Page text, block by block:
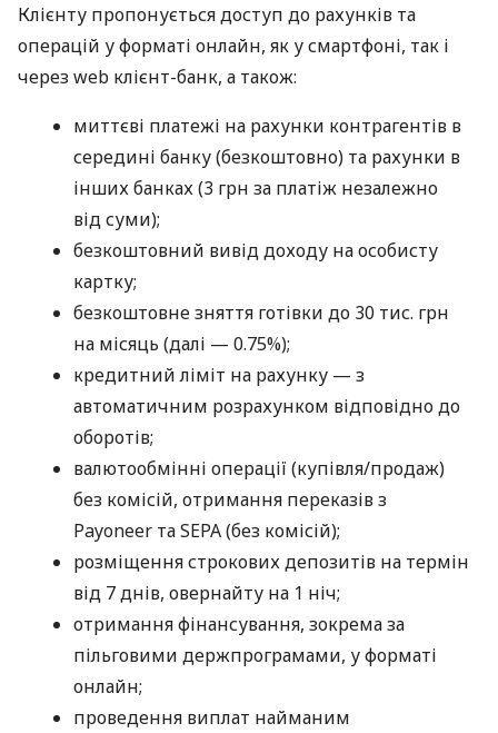
Клієнту пропонується доступ до рахунків та
операцій у форматі онлайн, як у смартфоні, так і
через web клієнт-банк, а також:
миттєві платежі на рахунки контрагентів в
середині банку (безкоштовно) та рахунки в
інших банках (3 грн за платіж незалежно
від суми);
безкоштовний вивід доходу на особисту
картку;
безкоштовне зняття готівки до 30 тис. грн
на місяць (далі — 0.75%);
кредитний ліміт на рахунку — з
автоматичним розрахунком відповідно до
оборотів;
валютообмінні операції (купівля/продаж)
без комісій, отримання переказів з
Payoneer та SEPA (без комісій);
розміщення строкових депозитів на термін
від 7 днів, овернайту на 1 ніч;
отримання фінансування, зокрема за
пільговими держпрограмами, у форматі
онлайн;
проведення виплат найманим